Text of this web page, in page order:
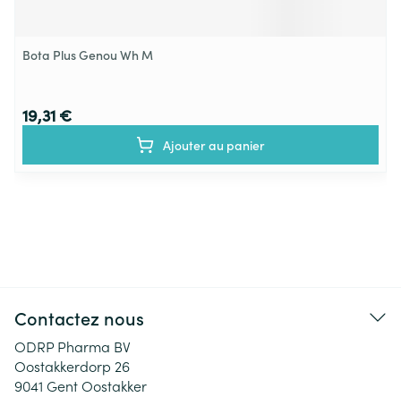
Bota Plus Genou Wh M
19,31 €
Ajouter au panier
Contactez nous
ODRP Pharma BV
Oostakkerdorp 26
9041 Gent Oostakker